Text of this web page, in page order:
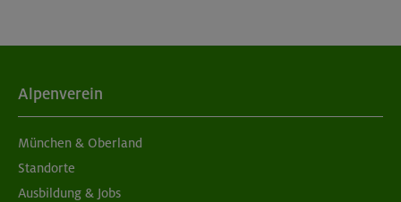
Alpenverein
München & Oberland
Standorte
Ausbildung & Jobs